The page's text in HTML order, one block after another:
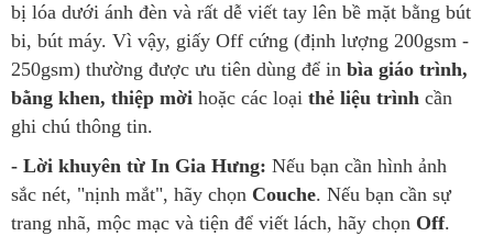
bị lóa dưới ánh đèn và rất dễ viết tay lên bề mặt bằng bút
bi, bút máy. Vì vậy, giấy Off cứng (định lượng 200gsm -
250gsm) thường được ưu tiên dùng để in bìa giáo trình,
bằng khen, thiệp mời hoặc các loại thẻ liệu trình cần
ghi chú thông tin.
- Lời khuyên từ In Gia Hưng: Nếu bạn cần hình ảnh
sắc nét, "nịnh mắt", hãy chọn Couche. Nếu bạn cần sự
trang nhã, mộc mạc và tiện để viết lách, hãy chọn Off.